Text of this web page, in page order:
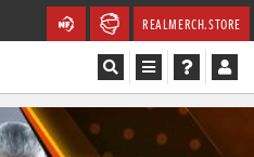
REALMERCH.STORE